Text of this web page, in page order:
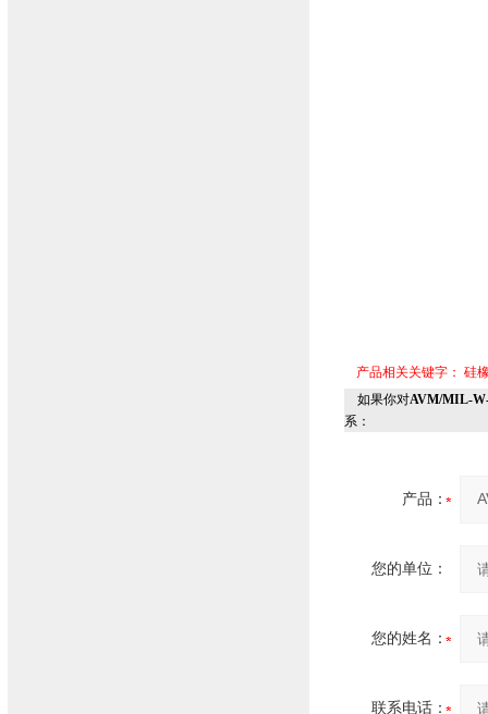
产品相关关键字： 硅
如果你对AVM/MIL-
系：
产品：
您的单位：
您的姓名：
联系电话：